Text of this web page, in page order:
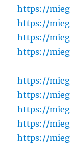
https://
https://
https://
https://
https://
https://
https://
https://
https://